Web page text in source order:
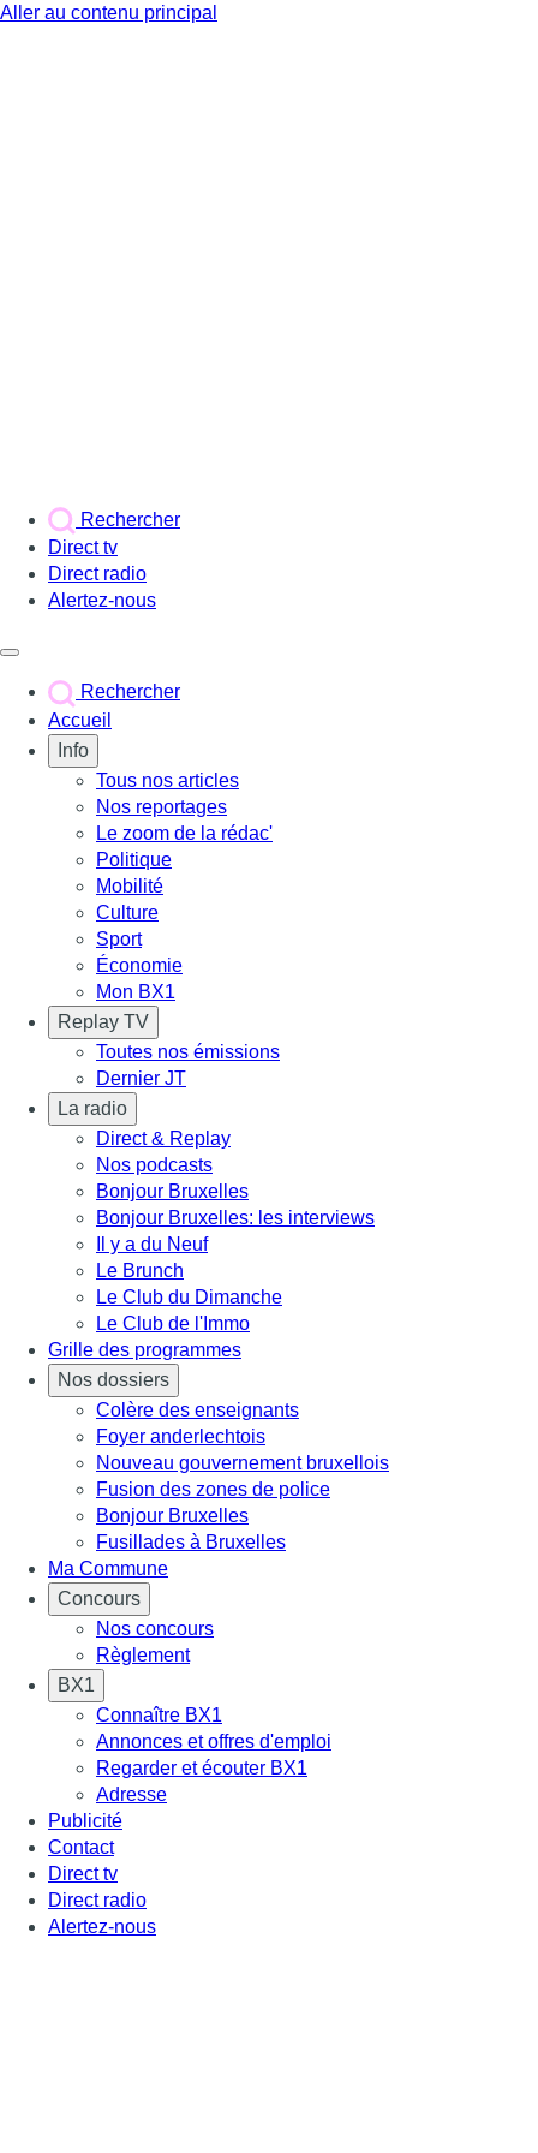
Aller au contenu principal
Rechercher
Direct tv
Direct radio
Alertez-nous
Rechercher
Accueil
Info
Tous nos articles
Nos reportages
Le zoom de la rédac'
Politique
Mobilité
Culture
Sport
Économie
Mon BX1
Replay TV
Toutes nos émissions
Dernier JT
La radio
Direct & Replay
Nos podcasts
Bonjour Bruxelles
Bonjour Bruxelles: les interviews
Il y a du Neuf
Le Brunch
Le Club du Dimanche
Le Club de l'Immo
Grille des programmes
Nos dossiers
Colère des enseignants
Foyer anderlechtois
Nouveau gouvernement bruxellois
Fusion des zones de police
Bonjour Bruxelles
Fusillades à Bruxelles
Ma Commune
Concours
Nos concours
Règlement
BX1
Connaître BX1
Annonces et offres d'emploi
Regarder et écouter BX1
Adresse
Publicité
Contact
Direct tv
Direct radio
Alertez-nous